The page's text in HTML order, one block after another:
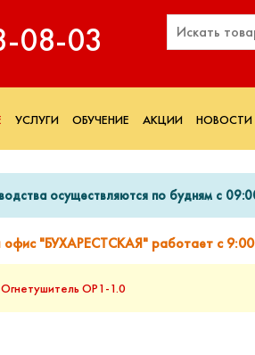
УСЛУГИ ОБУЧЕНИЕ АКЦИИ НОВОСТИ
осуществляются по будням с
"БУХАРЕСТСКАЯ" работает с 9:00
Огнетушитель ОР1-1.0